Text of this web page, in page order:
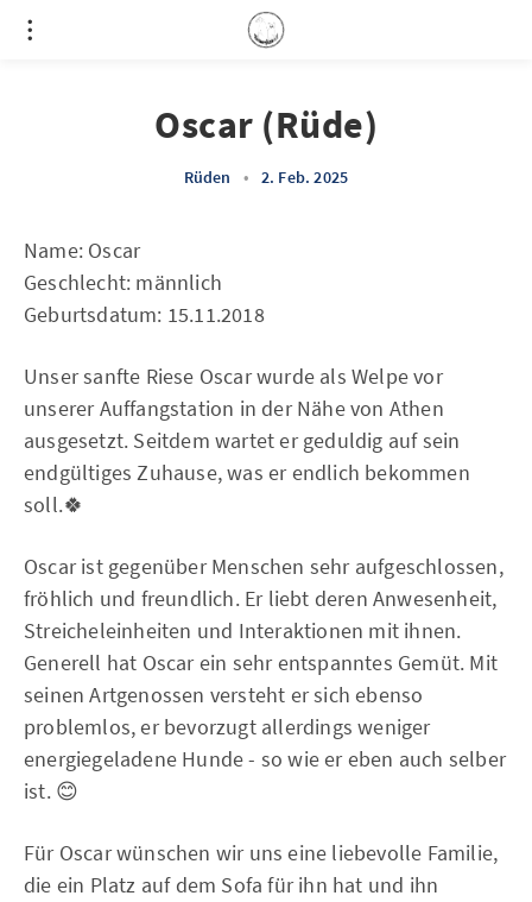
Oscar (Rüde)
Rüden • 2. Feb. 2025
Name: Oscar
Geschlecht: männlich
Geburtsdatum: 15.11.2018
Unser sanfte Riese Oscar wurde als Welpe vor
unserer Auffangstation in der Nähe von Athen
ausgesetzt. Seitdem wartet er geduldig auf sein
endgültiges Zuhause, was er endlich bekommen
soll.🍀
Oscar ist gegenüber Menschen sehr aufgeschlossen,
fröhlich und freundlich. Er liebt deren Anwesenheit,
Streicheleinheiten und Interaktionen mit ihnen.
Generell hat Oscar ein sehr entspanntes Gemüt. Mit
seinen Artgenossen versteht er sich ebenso
problemlos, er bevorzugt allerdings weniger
energiegeladene Hunde - so wie er eben auch selber
ist. 😊
Für Oscar wünschen wir uns eine liebevolle Familie,
die ein Platz auf dem Sofa für ihn hat und ihn